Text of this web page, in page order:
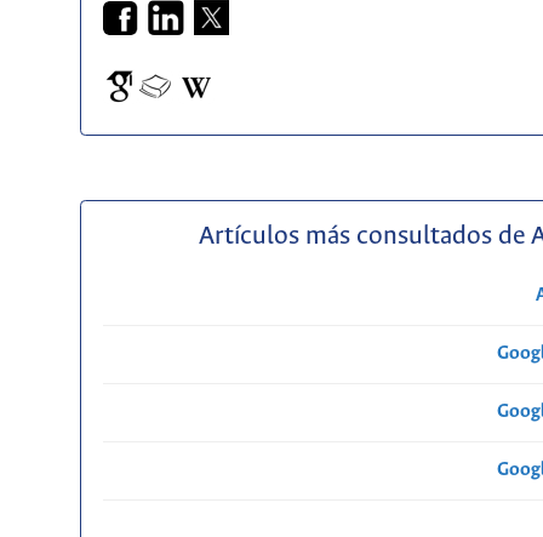
Artículos más consultados de